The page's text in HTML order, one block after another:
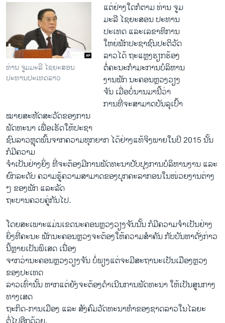
ທ່ານ ຈູມມະລີ ໄຊຍະສອນ
ປະທານປະເທດລາວ
ແຕ່ຢ່າງໃດກໍຕາມ ທ່ານ ຈູມ
ມະລີ ໄຊຍະສອນ ປະທານ
ປະເທດ ແລະເລຂາທິການ
ໃຫຍ່ພັກປະຊາຊົນປະຕິວັດ
ລາວໄດ້ ຖະແຫຼງຮຽກຮ້ອງ
ຕໍ່ຄະນະກໍາມະການບໍລິຫານ
ງານພັກ ນະຄອນຫຼວງວຽງ
ຈັນ ເມື່ອບໍ່ນານມານີ້ວ່າ
ການທີ່ຈະສາມາດບັນລຸເປົ້າ
ໝາຍສະຫັດສະວັດຂອງການ
ພັດທະນາ ເພື່ອເຮັດໃຫ້ປະຊາ
ຊົນລາວຫຼຸດພົ້ນຈາກຄວາມທຸກຍາກ ໄດ້ຢ່າງແທ້ຈິງພາຍໃນປິ 2015 ນັ້ນ
ກໍມີຄວາມ
ຈໍາເປັນຢ່າງຍິ່ງ ທີ່ຈະຕ້ອງມີການພັດທະນາປັບປຸງການບໍລິຫານງານ ແລະ
ຍົກລະດັບ ຄວາມຮູ້ຄວາມສາມາດຂອງບຸກຄະລາກອນໃນໜ່ວຍງານຕ່າງ
ໆ ຂອງພັກ ແລະລັດ
ຖະບານຄວບຄູ່ກັນໄປ.
ໂດຍສະເພາະແມ່ນເຂດນະຄອນຫຼວງວຽງຈັນນັ້ນ ກໍມີຄວາມຈໍາເປັນຢ່າງ
ຍິ່ງທີ່ຄະນະ ພັກນະຄອນຫຼວງຈະຕ້ອງໃຫ້ຄວາມສໍາຄັນ ກັບບັນຫາດັ່ງກ່າວ
ນີ້ຫຼາຍເປັນພິເສດ ເນື່ອງ
ຈາກວ່ານະຄອນຫຼວງວຽງຈັນ ບໍ່ພຽງແຕ່ຈະມີສະຖານະເປັນເມືອງຫຼວງ
ຂອງປະເທດ
ລາວເທົ່ານັ້ນ ຫາກແຕ່ຍັງຈະຕ້ອງດໍາເນີນການພັດທະນາ ໃຫ້ເປັນສູນກາງ
ທາງເສດ
ຖະກິດ-ການເມືອງ ແລະ ສັງຄົມວັດທະນາທໍາຂອງຊາດລາວໃນໄລຍະ